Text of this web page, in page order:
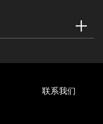
联系我们